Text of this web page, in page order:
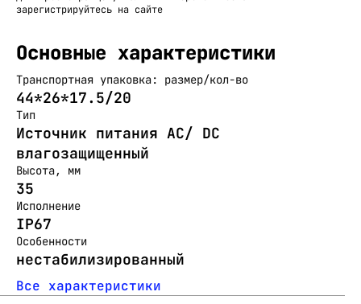
зарегистрируйтесь на сайте
Основные характеристики
Транспортная упаковка: размер/кол-во
44*26*17.5/20
Тип
Источник питания AC/ DC
влагозащищенный
Высота, мм
35
Исполнение
IP67
Особенности
нестабилизированный
Все характеристики